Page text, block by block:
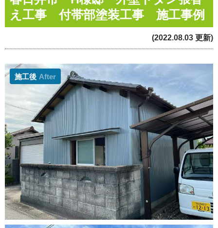
え工事 付帯部塗装工事 施工事例
(2022.08.03 更新)
施工後 After